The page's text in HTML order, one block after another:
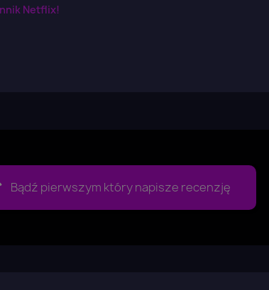
Netflix!
Bądź pierwszym który napisze recenzję